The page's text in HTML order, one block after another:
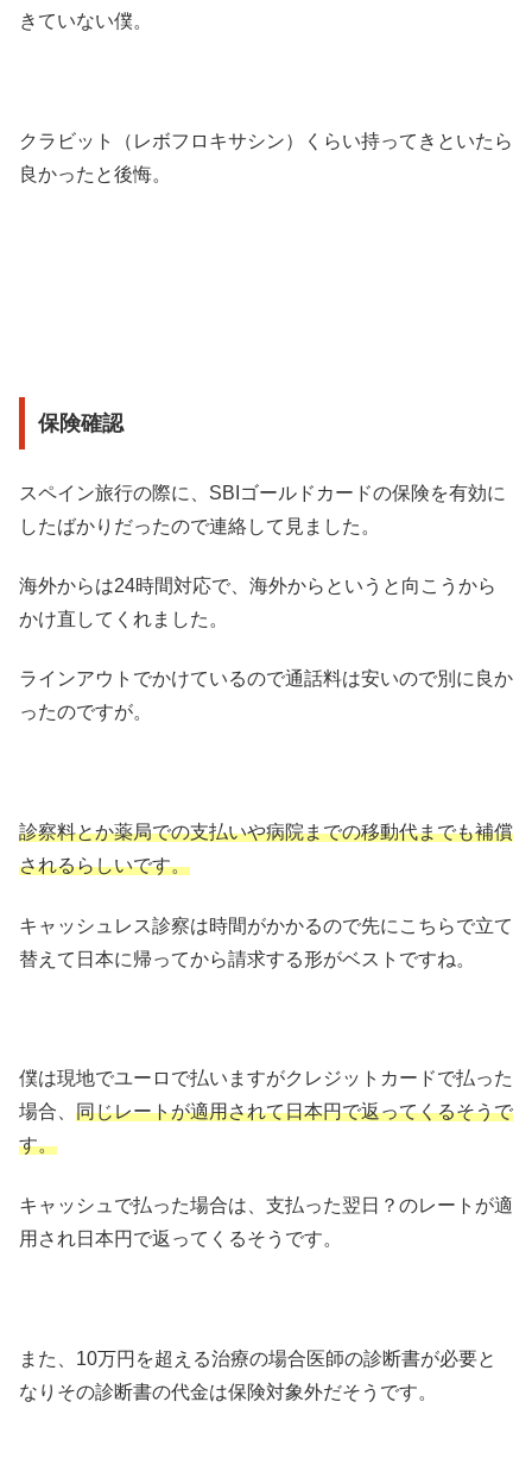
きていない僕。
クラビット（レボフロキサシン）くらい持ってきといたら
良かったと後悔。
保険確認
スペイン旅行の際に、SBIゴールドカードの保険を有効に
したばかりだったので連絡して見ました。
海外からは24時間対応で、海外からというと向こうから
かけ直してくれました。
ラインアウトでかけているので通話料は安いので別に良か
ったのですが。
診察料とか薬局での支払いや病院までの移動代までも補償
されるらしいです。
キャッシュレス診察は時間がかかるので先にこちらで立て
替えて日本に帰ってから請求する形がベストですね。
僕は現地でユーロで払いますがクレジットカードで払った
場合、 同じレートが適用されて日本円で返ってくるそうで
す。
キャッシュで払った場合は、支払った翌日？のレートが適
用され日本円で返ってくるそうです。
また、10万円を超える治療の場合医師の診断書が必要と
なりその診断書の代金は保険対象外だそうです。